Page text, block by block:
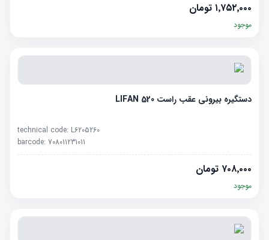
۱٬۷۵۲٬۰۰۰ تومان
موجود
دستگیره بیرونی عقب راست LIFAN 520
technical code: L6205260
barcode: 708011231011
۷۰۸٬۰۰۰ تومان
موجود